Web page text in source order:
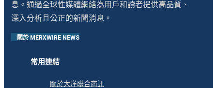
息。通過全球性媒體網絡為用戶和讀者提供高品質、
深入分析且公正的新聞消息。
關於 MERXWIRE NEWS
常用連結
關於大洋聯合商訊